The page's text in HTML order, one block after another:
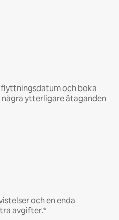
och boka
ytterligare åtaganden
och en enda
avgifter.*